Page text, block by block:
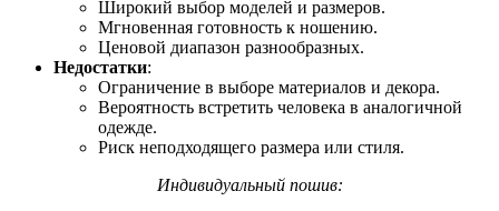
Широкий выбор моделей и размеров.
Мгновенная готовность к ношению.
Ценовой диапазон разнообразных.
Недостатки:
Ограничение в выборе материалов и декора.
Вероятность встретить человека в аналогичной
одежде.
Риск неподходящего размера или стиля.
Индивидуальный пошив: